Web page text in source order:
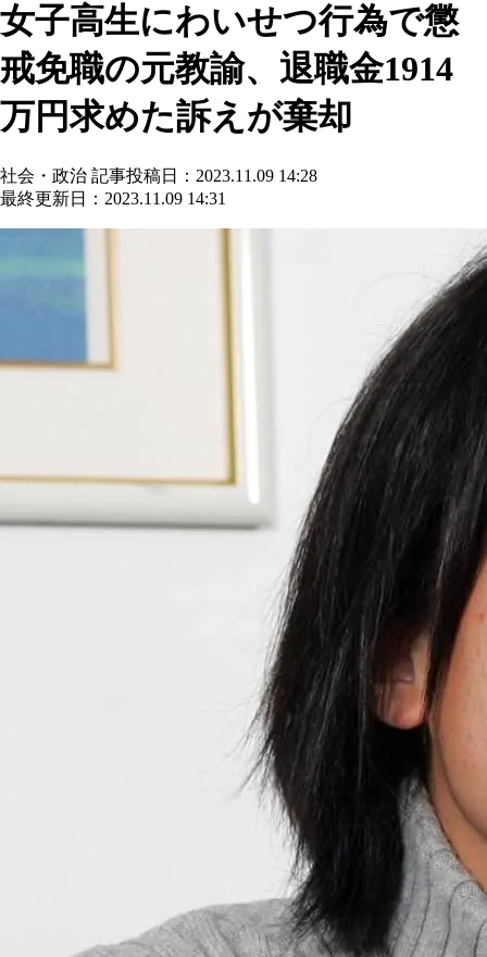
女子高生にわいせつ行為で懲
戒免職の元教諭、退職金1914
万円求めた訴えが棄却
社会・政治 記事投稿日：2023.11.09 14:28
最終更新日：2023.11.09 14:31